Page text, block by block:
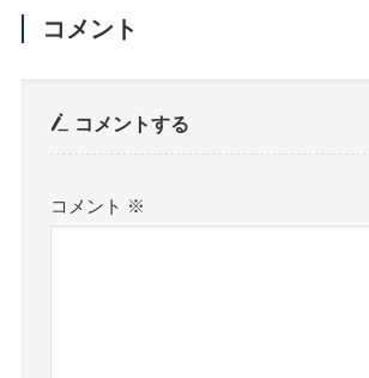
コメント
コメントする
コメント ※